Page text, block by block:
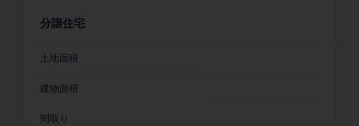
分譲住宅
土地面積
建物面積
間取り